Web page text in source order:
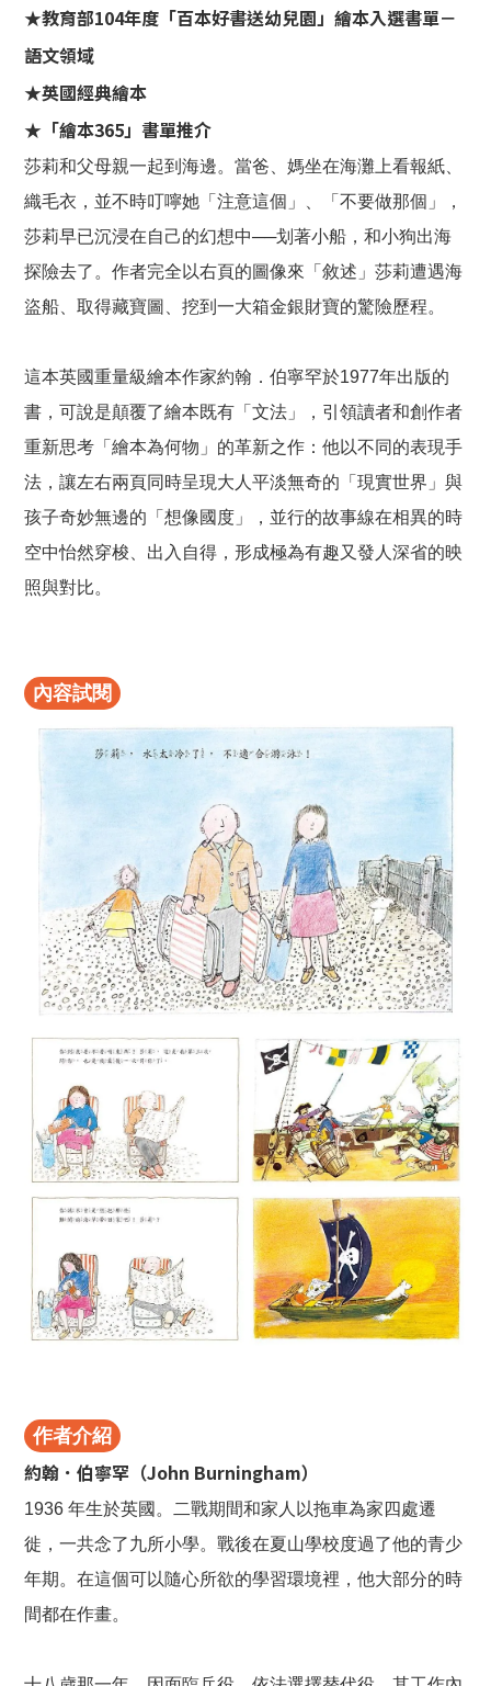
★教育部104年度「百本好書送幼兒園」繪本入選書單－
語文領域
★英國經典繪本
★「繪本365」書單推介
莎莉和父母親一起到海邊。當爸、媽坐在海灘上看報紙、
織毛衣，並不時叮嚀她「注意這個」、「不要做那個」，
莎莉早已沉浸在自己的幻想中──划著小船，和小狗出海
探險去了。作者完全以右頁的圖像來「敘述」莎莉遭遇海
盜船、取得藏寶圖、挖到一大箱金銀財寶的驚險歷程。
這本英國重量級繪本作家約翰．伯寧罕於1977年出版的
書，可說是顛覆了繪本既有「文法」，引領讀者和創作者
重新思考「繪本為何物」的革新之作：他以不同的表現手
法，讓左右兩頁同時呈現大人平淡無奇的「現實世界」與
孩子奇妙無邊的「想像國度」，並行的故事線在相異的時
空中怡然穿梭、出入自得，形成極為有趣又發人深省的映
照與對比。
內容試閱
作者介紹
約翰．伯寧罕（John Burningham）
1936 年生於英國。二戰期間和家人以拖車為家四處遷
徙，一共念了九所小學。戰後在夏山學校度過了他的青少
年期。在這個可以隨心所欲的學習環境裡，他大部分的時
間都在作畫。